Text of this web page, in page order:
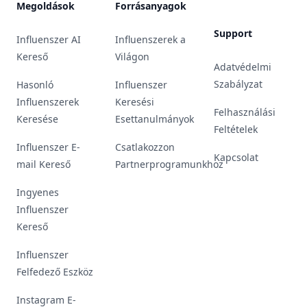
Megoldások
Influenszer AI
Kereső
Hasonló
Influenszerek
Keresése
Influenszer E-
mail Kereső
Ingyenes
Influenszer
Kereső
Influenszer
Felfedező Eszköz
Instagram E-
Forrásanyagok
Influenszerek a
Világon
Influenszer
Keresési
Esettanulmányok
Csatlakozzon
Partnerprogramunkhoz
Support
Adatvédelmi
Szabályzat
Felhasználási
Feltételek
Kapcsolat